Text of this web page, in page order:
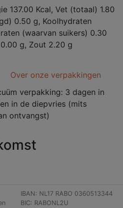
137.00 Kcal, Vet (totaal) 1.80
0.50 g, Koolhydraten
(waarvan suikers) 0.30
g, Zout 2.20 g
Over onze verpakkingen
verpakking: 3 dagen in
in de diepvries (mits
ontvangst)
IBAN: NL17 RABO 0360513344
BIC: RABONL2U